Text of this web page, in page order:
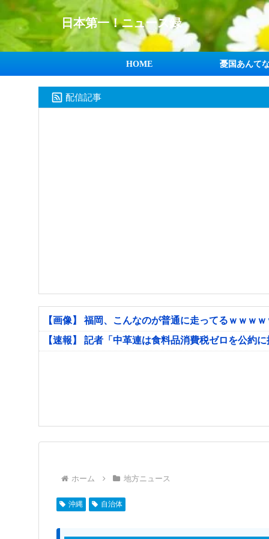
日本第一！ニュース録
HOME 憂国あんて
配信記事
【画像】 福岡、こんなのが普通に走ってるｗｗｗ
【速報】 記者「中革連は食料品消費税ゼロを公約
ホーム 地方ニュース
沖縄 自治体